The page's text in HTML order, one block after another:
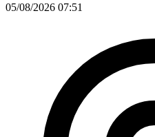
05/08/2026 07:51